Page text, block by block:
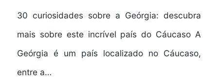
30 curiosidades sobre a Geórgia: descubra
mais sobre este incrível país do Cáucaso A
Geórgia é um país localizado no Cáucaso,
entre a…